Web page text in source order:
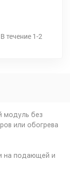
В течение 1-2
модуль без
или обогрева
на подающей и